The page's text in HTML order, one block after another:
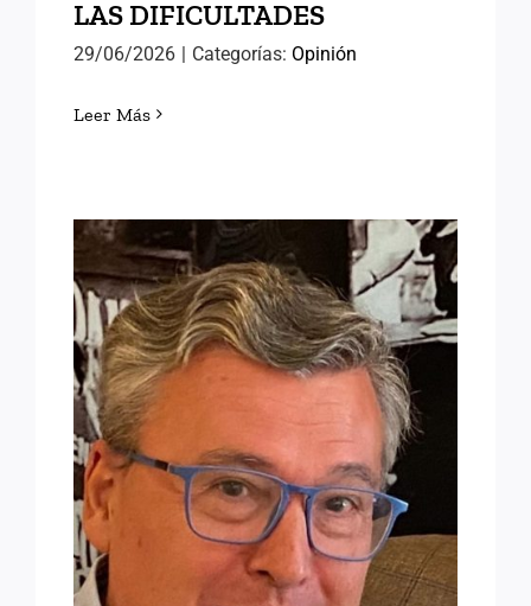
LAS DIFICULTADES
29/06/2026 | Categorías: Opinión
Leer Más
EN RECUERDO DE
FEDERICO LÓPEZ DE LA